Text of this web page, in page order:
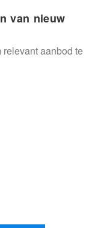
met de
van nieuw
aanbod te